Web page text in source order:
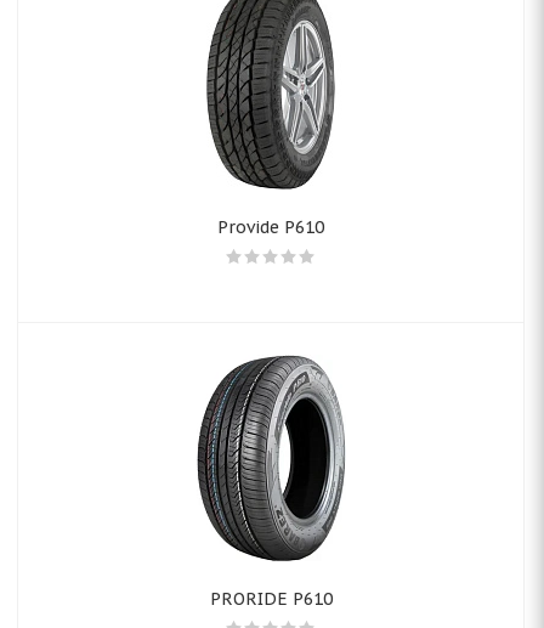
Provide P610
PRORIDE P610